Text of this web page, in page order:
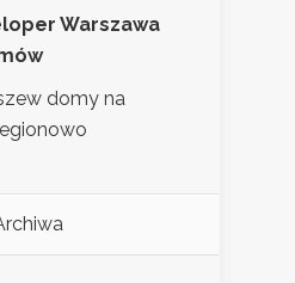
Warszawa
domy na